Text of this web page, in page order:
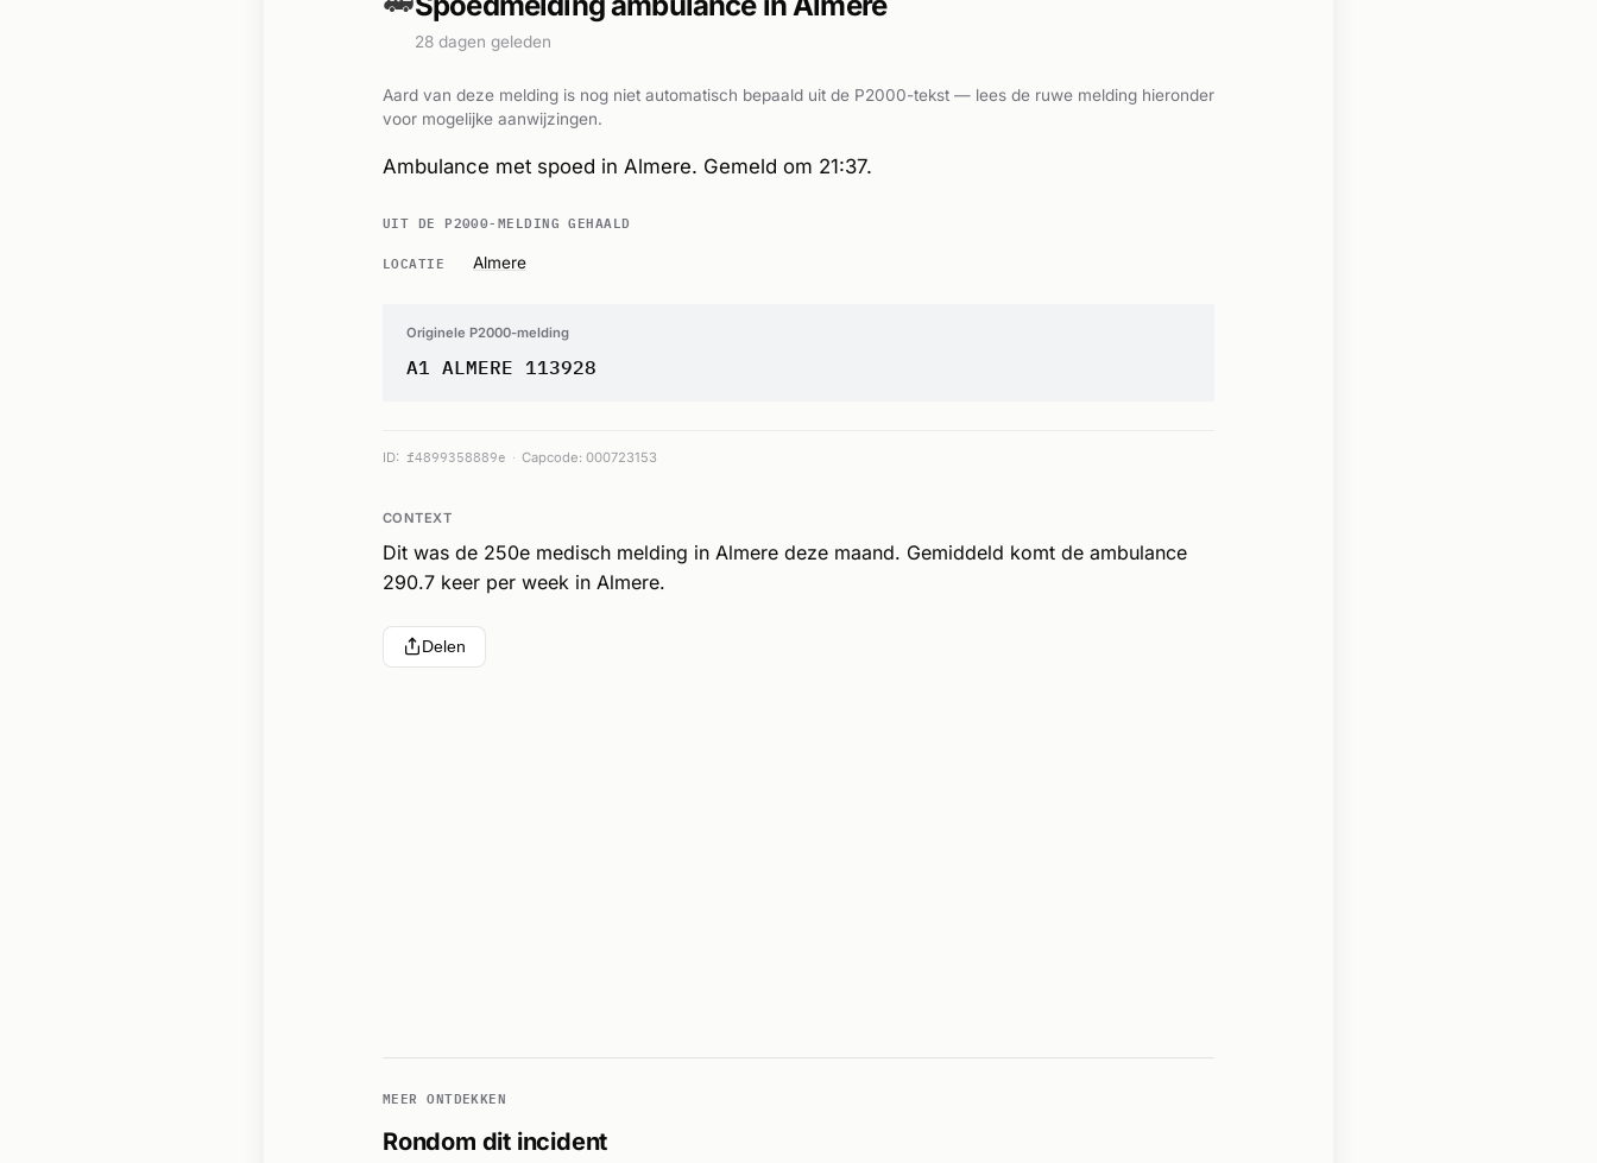
28 dagen geleden
Aard van deze melding is nog niet automatisch bepaald uit de P2000-tekst — lees de ruwe melding hieronder
voor mogelijke aanwijzingen.
Ambulance met spoed in Almere. Gemeld om 21:37.
UIT DE P2000-MELDING GEHAALD
LOCATIE
Almere
Originele P2000-melding
A1 ALMERE 113928
ID: f4899358889e Capcode: 000723153
CONTEXT
Dit was de 250e medisch melding in Almere deze maand. Gemiddeld komt de ambulance
290.7 keer per week in Almere.
Delen
MEER ONTDEKKEN
Rondom dit incident